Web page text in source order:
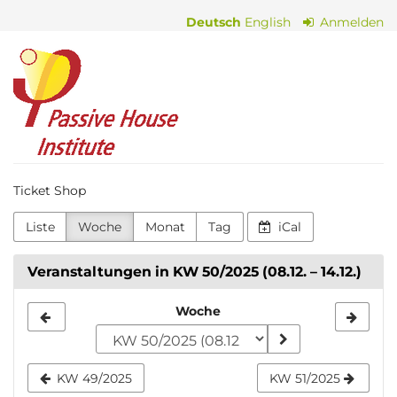
Inhalt
springen
Deutsch English Anmelden
Passive
House
Institute
Ticket Shop
Liste Woche Monat Tag iCal
Veranstaltungen in KW 50/2025 (08.12. – 14.12.)
zur
Anzeige
Woche
KW 49/2025 KW 51/2025